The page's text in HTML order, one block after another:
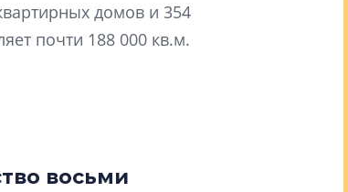
домов и 354
почти 188 000 кв.м.
восьми
деконструктивизм может